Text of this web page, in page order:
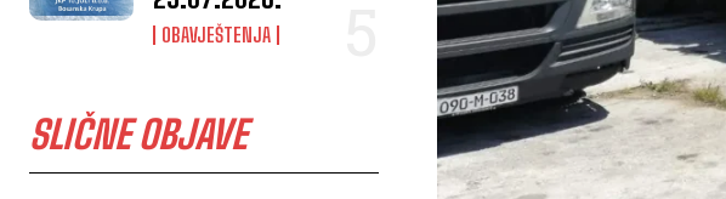
OBAVJEŠTENJA
SLIČNE OBJAVE